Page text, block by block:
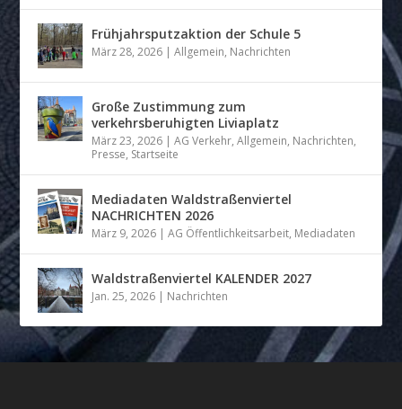
Frühjahrsputzaktion der Schule 5
März 28, 2026 |Allgemein, Nachrichten
Große Zustimmung zum
verkehrsberuhigten Liviaplatz
März 23, 2026 |AG Verkehr,Allgemein, Nachrichten,
Presse, Startseite
Mediadaten Waldstraßenviertel
NACHRICHTEN 2026
März 9, 2026 |AG Öffentlichkeitsarbeit, Mediadaten
Waldstraßenviertel KALENDER 2027
Jan. 25, 2026 | Nachrichten